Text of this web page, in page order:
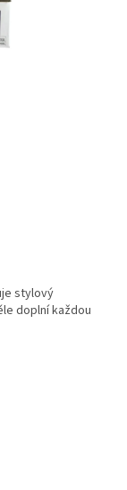
stylový
doplní každou